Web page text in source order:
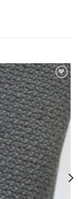
Toevoegen
aan
verlanglijst